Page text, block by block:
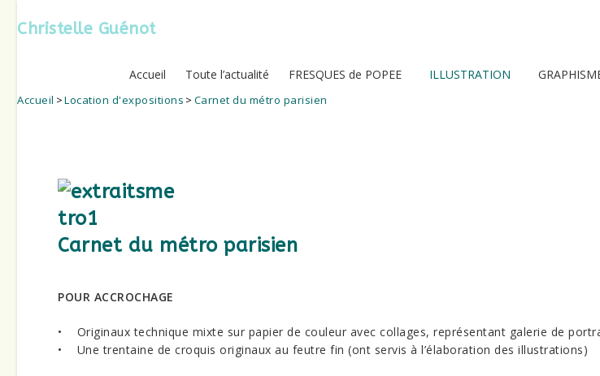
Christelle Guénot
Accueil Toute l’actualité FRESQUES de POPEE ILLUSTRATION
Accueil >Location d'expositions > Carnet du métro parisien
Carnet du métro parisien
POUR ACCROCHAGE
• Originaux technique mixte sur papier de couleur avec collages, représentant galerie de
• Une trentaine de croquis originaux au feutre fin (ont servis à l’élaboration des illustrations)